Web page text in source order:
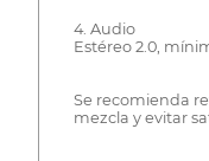
4. Audio
Estéreo 2.0,
Se recomienda
mezcla y evitar